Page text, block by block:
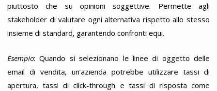
piuttosto che su opinioni soggettive. Permette agli
stakeholder di valutare ogni alternativa rispetto allo stesso
insieme di standard, garantendo confronti equi.
Esempio: Quando si selezionano le linee di oggetto delle
email di vendita, un’azienda potrebbe utilizzare tassi di
apertura, tassi di click-through e tassi di risposta come